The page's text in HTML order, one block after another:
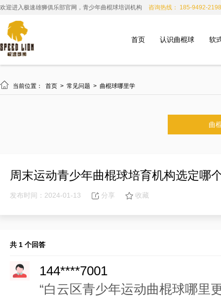
欢迎进入极速雄狮俱乐部官网，青少年曲棍球培训机构 咨询热线： 185-9492-2198
首页 认识曲棍球 软
 当前位置： 首页 > 常见问题 > 曲棍球哪里学
曲
周末运动青少年曲棍球培育机构选定哪
发布时间：2024-01-13 分享 收藏
共 1 个回答
144****7001
“白云区青少年运动曲棍球哪里